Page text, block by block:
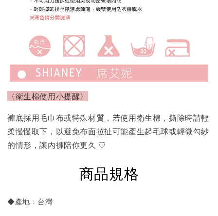
〈衛生棉使用小提醒〉
褲底採用毛巾布或特殊材質，若使用衛生棉，撕除時請輕
柔慢慢取下，以避免布面拉扯可能產生起毛球或輕微勾紗
的情形，讓內褲陪你更久 🤍
商品規格
◆產地：台灣